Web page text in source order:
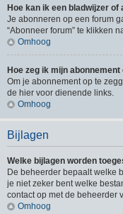
Hoe kan ik een bladwijzer
Je abonneren op een forum
“Abonneer forum” te klikken
Omhoog
Hoe zeg ik mijn abonnement
Om je abonnement op te
de hier voor dienende links.
Omhoog
Bijlagen
Welke bijlagen worden
De beheerder bepaalt welke
je niet zeker bent welke
contact op met de beheerder
Omhoog